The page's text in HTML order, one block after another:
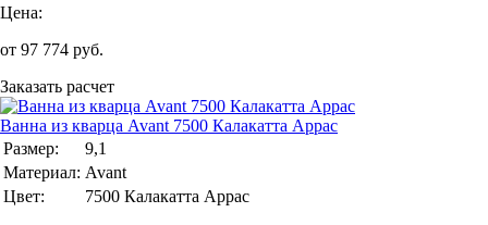
Цена:
от 97 774 руб.
Заказать расчет
Ванна из кварца Avant 7500 Калакатта Аррас
Размер:
9,1
Материал: Avant
Цвет:
7500 Калакатта Аррас